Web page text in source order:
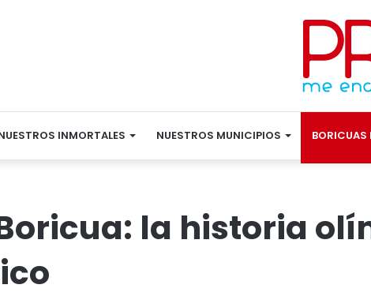
INMORTALES NUESTROS MUNICIPIOS BORICUAS
la historia